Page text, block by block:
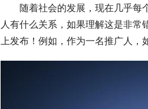
随着社会的发展，现在几乎每
人有什么关系，如果理解这是非
上发布！例如，作为一名推广人，